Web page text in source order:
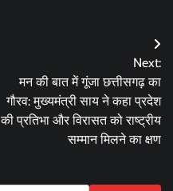
Next:
मन की बात में गूंजा छत्तीसगढ़ का
गौरव: मुख्यमंत्री साय ने कहा प्रदेश
की प्रतिभा और विरासत को राष्ट्रीय
सम्मान मिलने का क्षण